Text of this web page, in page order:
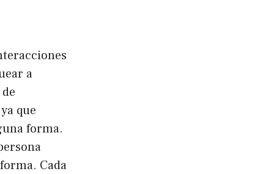
a
que
forma.
Cada